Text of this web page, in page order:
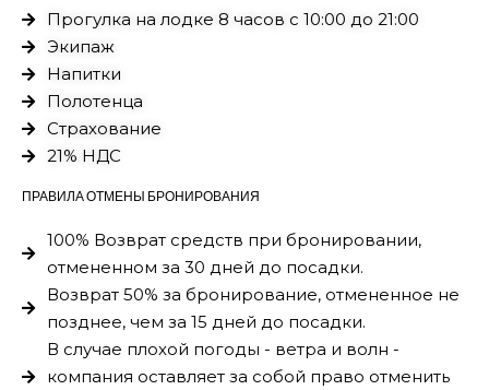
Прогулка на лодке 8 часов с 10:00 до 21:00
Экипаж
Напитки
Полотенца
Страхование
21% НДС
ПРАВИЛА ОТМЕНЫ БРОНИРОВАНИЯ
100% Возврат средств при бронировании,
отмененном за 30 дней до посадки.
Возврат 50% за бронирование, отмененное не
позднее, чем за 15 дней до посадки.
В случае плохой погоды - ветра и волн -
компания оставляет за собой право отменить